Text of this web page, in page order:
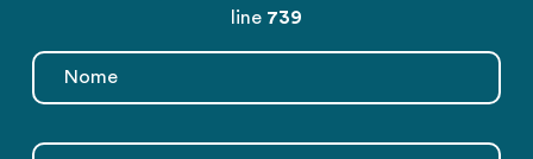
line 739